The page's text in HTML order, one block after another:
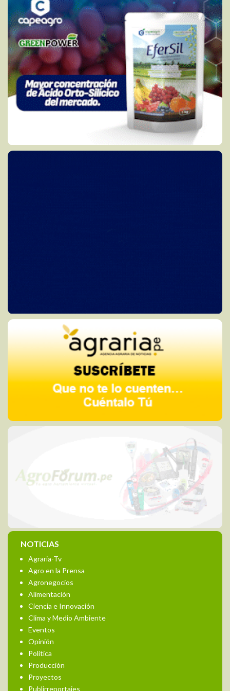
NOTICIAS
Agraria-Tv
Agro en la Prensa
Agronegocios
Alimentación
Ciencia e Innovación
Clima y Medio Ambiente
Eventos
Opinión
Política
Producción
Proyectos
Publirreportajes